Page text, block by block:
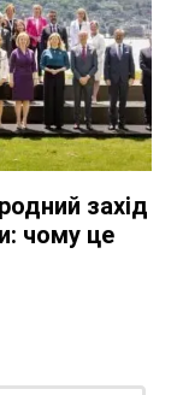
захід
чому це